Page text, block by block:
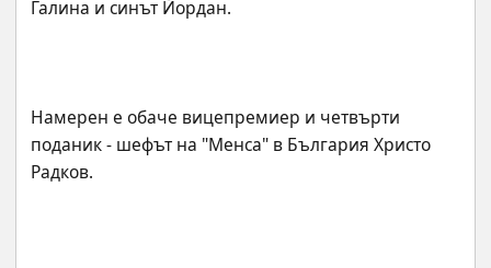
Намерен е обаче вицепремиер и четвърти
поданик - шефът на "Менса" в България Христо